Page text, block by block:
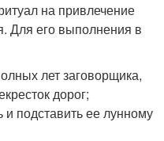
на привлечение
Для его выполнения в
лет заговорщика,
дорог;
подставить ее лунному